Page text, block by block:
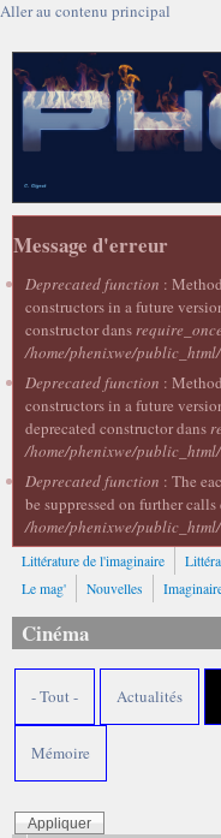
Aller au contenu principal
Message d'erreur
Deprecated function :
constructors in a future
constructor dans
/home/phenixwe/
Deprecated function :
constructors in a future
deprecated constructor dans
/home/phenixwe/
Deprecated function : The
be suppressed on further calls
/home/phenixwe/
Littérature de l'imaginaire
Le mag'
Nouvelles
Cinéma
- Tout - Actualités
Mémoire